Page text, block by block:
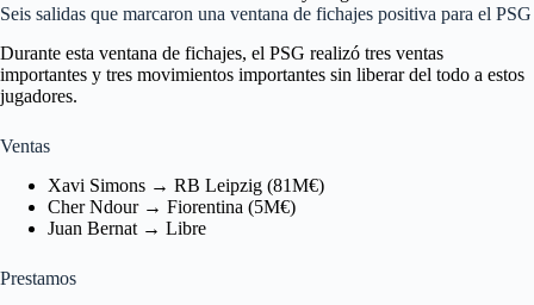
Seis salidas que marcaron una ventana de fichajes positiva para el PSG
Durante esta ventana de fichajes, el PSG realizó tres ventas
importantes y tres movimientos importantes sin liberar del todo a estos
jugadores.
Ventas
Xavi Simons → RB Leipzig (81M€)
Cher Ndour → Fiorentina (5M€)
Juan Bernat → Libre
Prestamos